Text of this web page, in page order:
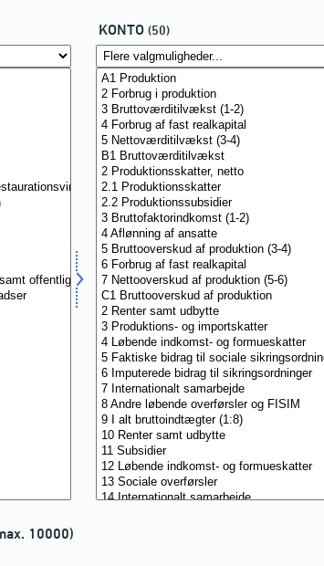
KONTO (50)
10000)